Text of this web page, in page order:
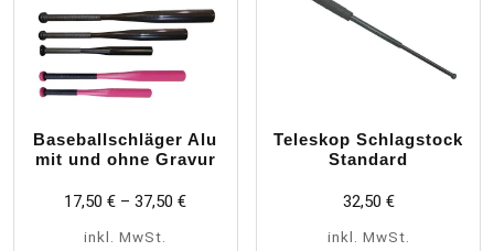
Baseballschläger Alu
mit und ohne Gravur
17,50€ –37,50€
inkl. MwSt.
Teleskop Schlagstock
Standard
32,50 €
inkl. MwSt.